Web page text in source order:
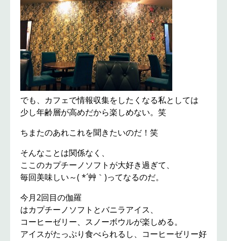
でも、カフェで情報収集をしたくなる私としては
少し年齢層が高めだから楽しめない。笑
ちまたのあれこれを聞きたいのだ！笑
そんなことは関係なく、
ここのカプチーノソフトが大好き過ぎて、
毎回美味しい～( *´艸｀)ってなるのだ。
今月2回目の伽羅
はカプチーノソフトとバニラアイス、
コーヒーゼリー、スノーボウルが楽しめる。
アイスがたっぷり食べられるし、コーヒーゼリー好